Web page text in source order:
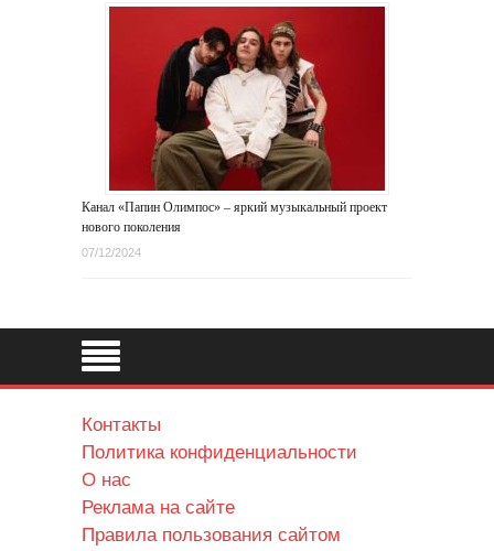
Канал «Папин Олимпос» – яркий музыкальный проект
нового поколения
07/12/2024
Контакты
Политика конфиденциальности
О нас
Реклама на сайте
Правила пользования сайтом